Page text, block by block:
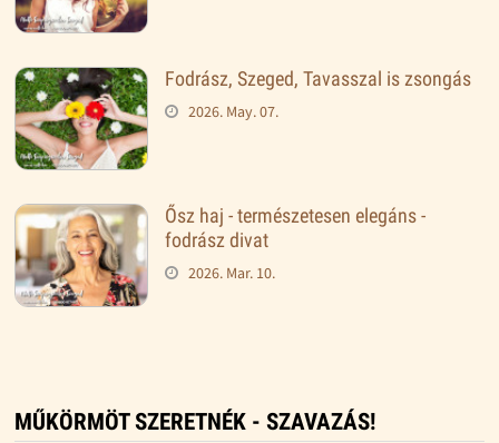
Fodrász, Szeged, Tavasszal is zsongás
2026. May. 07.
Ősz haj - természetesen elegáns -
fodrász divat
2026. Mar. 10.
MŰKÖRMÖT SZERETNÉK - SZAVAZÁS!